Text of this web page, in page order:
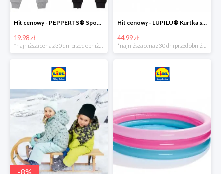
Hit cenowy - PEPPERTS® Spodnie dresowe chłopięce, 1 para
19.98 zł
Hit cenowy - LUPILU® Kurtka softshell chłopięca, 1 sztuka
44.99 zł
-8%